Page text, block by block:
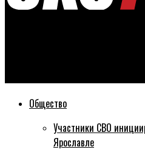
Общество
Участники СВО
Ярославле